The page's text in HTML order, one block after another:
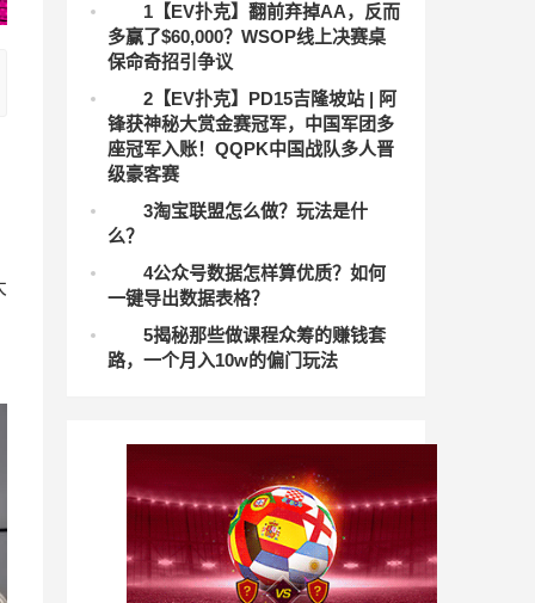
1 【EV扑克】翻前弃掉AA，反而
多赢了$60,000？WSOP线上决赛桌
保命奇招引争议
2 【EV扑克】PD15吉隆坡站 | 阿
锋获神秘大赏金赛冠军，中国军团多
座冠军入账！QQPK中国战队多人晋
级豪客赛
3淘宝联盟怎么做？玩法是什
么？
4公众号数据怎样算优质？如何
一键导出数据表格？
5揭秘那些做课程众筹的赚钱套
路，一个月入10w的偏门玩法